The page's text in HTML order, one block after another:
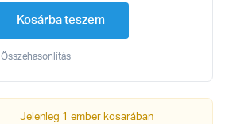
Kosárba teszem
Összehasonlítás
Jelenleg 1 ember kosarában